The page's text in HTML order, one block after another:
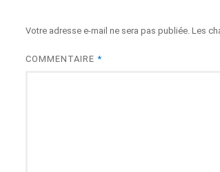
Votre adresse e-mail ne sera pas publiée. Les
COMMENTAIRE *